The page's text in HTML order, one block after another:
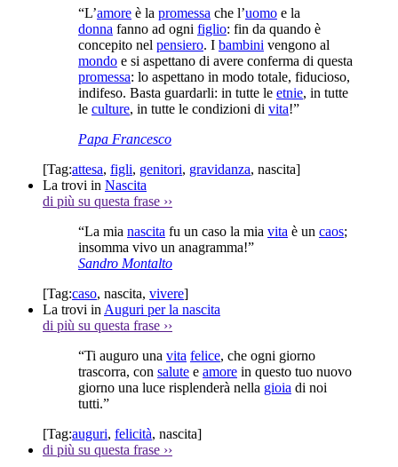
“L’amore è la promessa che l’uomo e la
donna fanno ad ogni figlio: fin da quando è
concepito nel pensiero. I bambini vengono al
mondo e si aspettano di avere conferma di questa
promessa: lo aspettano in modo totale, fiducioso,
indifeso. Basta guardarli: in tutte le etnie, in tutte
le culture, in tutte le condizioni di vita!”
Papa Francesco
[Tag:attesa, figli, genitori, gravidanza, nascita]
La trovi in Nascita
di più su questa frase ››
“La mia nascita fu un caso la mia vita è un caos;
insomma vivo un anagramma!”
Sandro Montalto
[Tag:caso, nascita, vivere]
La trovi in Auguri per la nascita
di più su questa frase ››
“Ti auguro una vita felice, che ogni giorno
trascorra, con salute e amore in questo tuo nuovo
giorno una luce risplenderà nella gioia di noi
tutti.”
[Tag:auguri, felicità, nascita]
di più su questa frase ››